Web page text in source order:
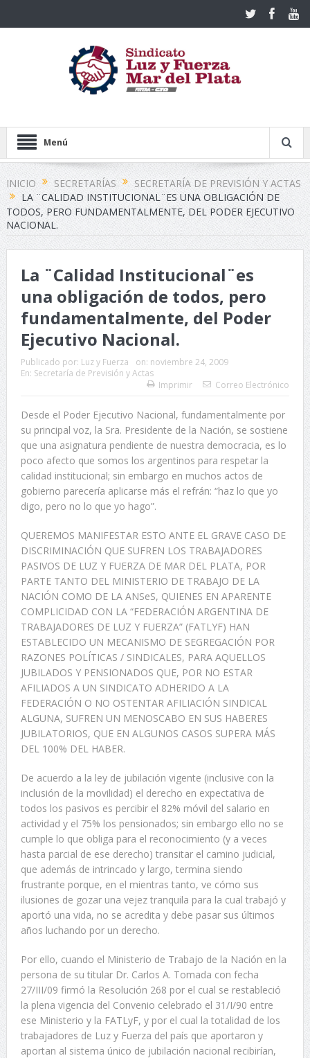
Menú
INICIO SECRETARÍAS
SECRETARÍA DE PREVISIÓN Y ACTAS
LA ¨CALIDAD INSTITUCIONAL¨ES UNA OBLIGACIÓN DE
TODOS, PERO FUNDAMENTALMENTE, DEL PODER EJECUTIVO
NACIONAL.
La ¨Calidad Institucional¨es
una obligación de todos, pero
fundamentalmente, del Poder
Ejecutivo Nacional.
Publicado por: Luz y Fuerza on: noviembre 24, 2009
En: Secretaría de Previsión y Actas
Imprimir
Correo Electrónico
Desde el Poder Ejecutivo Nacional, fundamentalmente por
su principal voz, la Sra. Presidente de la Nación, se sostiene
que una asignatura pendiente de nuestra democracia, es lo
poco afecto que somos los argentinos para respetar la
calidad institucional; sin embargo en muchos actos de
gobierno parecería aplicarse más el refrán: “haz lo que yo
digo, pero no lo que yo hago”.
QUEREMOS MANIFESTAR ESTO ANTE EL GRAVE CASO DE
DISCRIMINACIÓN QUE SUFREN LOS TRABAJADORES
PASIVOS DE LUZ Y FUERZA DE MAR DEL PLATA, POR
PARTE TANTO DEL MINISTERIO DE TRABAJO DE LA
NACIÓN COMO DE LA ANSeS, QUIENES EN APARENTE
COMPLICIDAD CON LA “FEDERACIÓN ARGENTINA DE
TRABAJADORES DE LUZ Y FUERZA” (FATLYF) HAN
ESTABLECIDO UN MECANISMO DE SEGREGACIÓN POR
RAZONES POLÍTICAS / SINDICALES, PARA AQUELLOS
JUBILADOS Y PENSIONADOS QUE, POR NO ESTAR
AFILIADOS A UN SINDICATO ADHERIDO A LA
FEDERACIÓN O NO OSTENTAR AFILIACIÓN SINDICAL
ALGUNA, SUFREN UN MENOSCABO EN SUS HABERES
JUBILATORIOS, QUE EN ALGUNOS CASOS SUPERA MÁS
DEL 100% DEL HABER.
De acuerdo a la ley de jubilación vigente (inclusive con la
inclusión de la movilidad) el derecho en expectativa de
todos los pasivos es percibir el 82% móvil del salario en
actividad y el 75% los pensionados; sin embargo ello no se
cumple lo que obliga para el reconocimiento (y a veces
hasta parcial de ese derecho) transitar el camino judicial,
que además de intrincado y largo, termina siendo
frustrante porque, en el mientras tanto, ve cómo sus
ilusiones de gozar una vejez tranquila para la cual trabajó y
aportó una vida, no se acredita y debe pasar sus últimos
años luchando por un derecho.
Por ello, cuando el Ministerio de Trabajo de la Nación en la
persona de su titular Dr. Carlos A. Tomada con fecha
27/III/09 firmó la Resolución 268 por el cual se restableció
la plena vigencia del Convenio celebrado el 31/I/90 entre
ese Ministerio y la FATLyF, y por el cual la totalidad de los
trabajadores de Luz y Fuerza del país que aportaron y
aportan al sistema único de jubilación nacional recibirían,